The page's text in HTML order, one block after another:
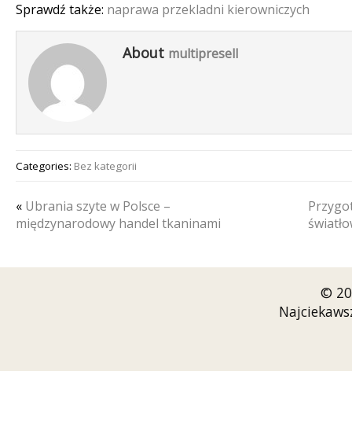
Sprawdź także: naprawa przekladni kierowniczych
About multipresell
Categories: Bez kategorii
« Ubrania szyte w Polsce –
międzynarodowy handel tkaninami
©